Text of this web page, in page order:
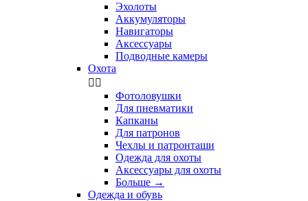
Эхолоты
Аккумуляторы
Навигаторы
Аксессуары
Подводные камеры
Охота
 
Фотоловушки
Для пневматики
Капканы
Для патронов
Чехлы и патронташи
Одежда для охоты
Аксессуары для охоты
Больше →
Одежда и обувь